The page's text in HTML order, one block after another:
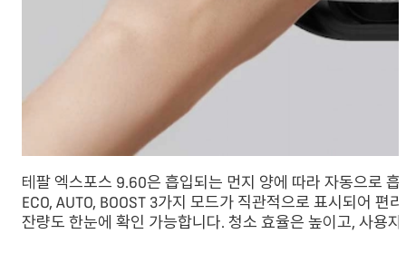
테팔 엑스포스 9.60은 흡입되는 먼지 양에 따라 자동으로
ECO, AUTO, BOOST 3가지 모드가 직관적으로 표시되어
잔량도 한눈에 확인 가능합니다. 청소 효율은 높이고, 사용